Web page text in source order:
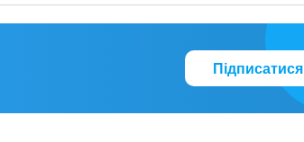
Підписатися